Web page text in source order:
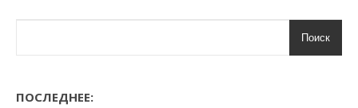
Поиск
ПОСЛЕДНЕЕ: